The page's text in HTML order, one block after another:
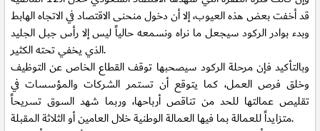
قد أخفت بعض هذه العيوب، إلا أن دخول منحنى الاقتصاد في الاتجاه الهابط
وبدء بوادر الركود سيجعل ما نراه ونسمعه حالياً ليس إلا رأس جبل الجليد
الذي يخفي تحته الكثير.
وبالتأكيد فإن مرحلة الركود سيصحبها توقف القطاع الخاص عن التوظيف
وخلق فرص العمل، كما يتوقع أن تستمر الشركات والمؤسسات في
تقليص عمالتها للحد من تناقص أرباحها، وربما شهد السوق تسريحاً
متزايداً للعمالة بما فيها العمالة الوطنية خلال العامين أو الثلاثة المقبلة.